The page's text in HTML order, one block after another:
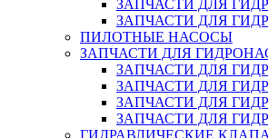
ЗАПЧАСТИ ДЛЯ
ЗАПЧАСТИ ДЛЯ
ПИЛОТНЫЕ НАСОСЫ
ЗАПЧАСТИ ДЛЯ
ЗАПЧАСТИ ДЛЯ
ЗАПЧАСТИ ДЛЯ
ЗАПЧАСТИ ДЛЯ
ЗАПЧАСТИ ДЛЯ
ГИДРАВЛИЧЕСКИЕ